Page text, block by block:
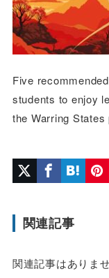
Five
students to enjoy
the Warring States
関連記事
関連記事はありませ